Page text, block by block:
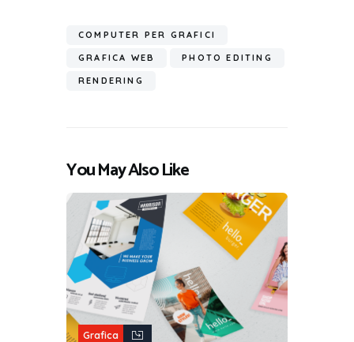
COMPUTER PER GRAFICI
GRAFICA WEB PHOTO EDITING
RENDERING
You May Also Like
Grafica